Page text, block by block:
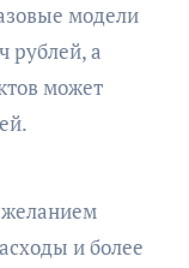
модели
рублей, а
может
желанием
и более